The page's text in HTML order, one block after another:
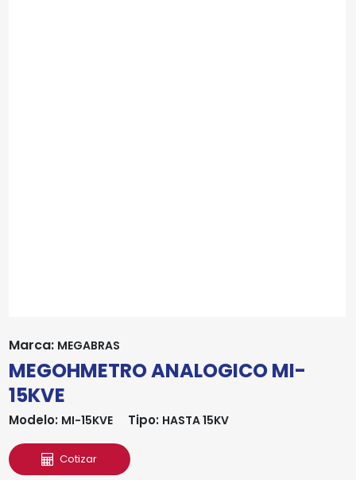
Marca: MEGABRAS
MEGOHMETRO ANALOGICO MI-
15KVE
Modelo: MI-15KVE Tipo: HASTA 15KV
Cotizar